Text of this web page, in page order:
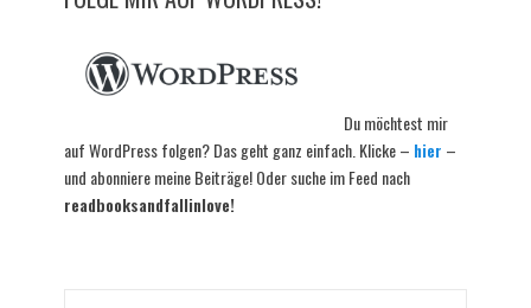
Du möchtest mir
auf WordPress folgen? Das geht ganz einfach. Klicke – hier –
und abonniere meine Beiträge! Oder suche im Feed nach
readbooksandfallinlove!